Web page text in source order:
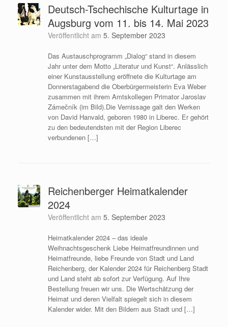
Deutsch-Tschechische Kulturtage in
Augsburg vom 11. bis 14. Mai 2023
Veröffentlicht am 5. September 2023
Das Austauschprogramm „Dialog“ stand in diesem
Jahr unter dem Motto „Literatur und Kunst“. Anlässlich
einer Kunstausstellung eröffnete die Kulturtage am
Donnerstagabend die Oberbürgermeisterin Eva Weber
zusammen mit ihrem Amtskollegen Primator Jaroslav
Zámečník (im Bild).Die Vernissage galt den Werken
von David Hanvald, geboren 1980 in Liberec. Er gehört
zu den bedeutendsten mit der Region Liberec
verbundenen […]
Reichenberger Heimatkalender
2024
Veröffentlicht am 5. September 2023
Heimatkalender 2024 – das ideale
Weihnachtsgeschenk Liebe Heimatfreundinnen und
Heimatfreunde, liebe Freunde von Stadt und Land
Reichenberg, der Kalender 2024 für Reichenberg Stadt
und Land steht ab sofort zur Verfügung. Auf Ihre
Bestellung freuen wir uns. Die Wertschätzung der
Heimat und deren Vielfalt spiegelt sich in diesem
Kalender wider. Mit den Bildern aus Stadt und […]